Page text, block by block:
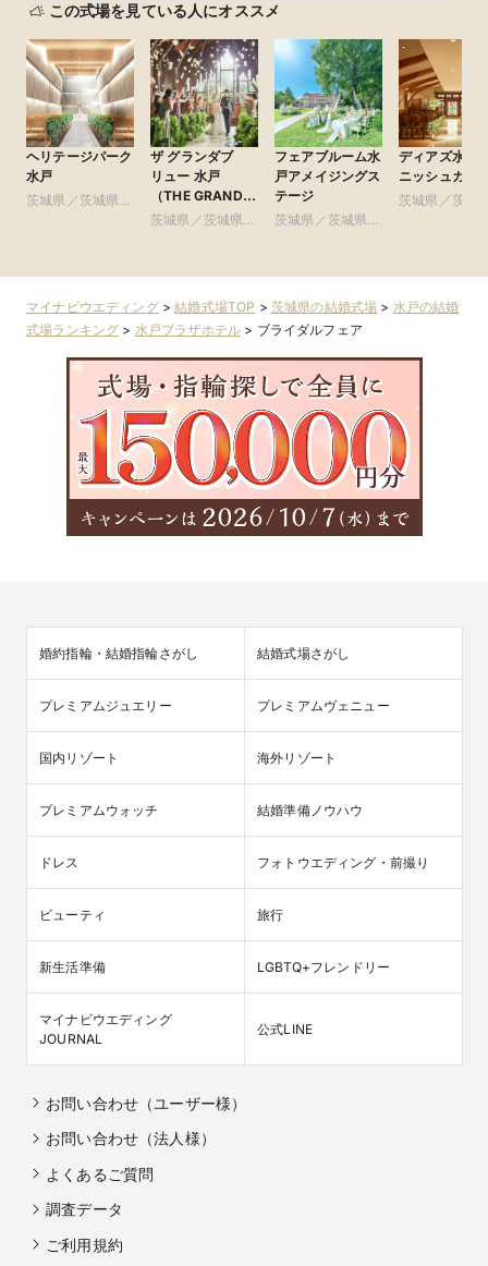
この式場を見ている人にオススメ
ヘリテージパーク
水戸
茨城県／茨城県全
ザ グランダブ
リュー 水戸
（THE GRANDW
MITO）
茨城県／茨城県全
フェアブルーム水
戸アメイジングス
テージ
茨城県／茨城県全
ディアズ水戸
ニッシュガー
茨城県／茨城
マイナビウエディング>結婚式場TOP > 茨城県の結婚式場 > 水戸の結婚
式場ランキング > 水戸プラザホテル > ブライダルフェア
婚約指輪・結婚指輪さがし 結婚式場さがし
プレミアムジュエリー プレミアムヴェニュー
国内リゾート 海外リゾート
プレミアムウォッチ 結婚準備ノウハウ
ドレス フォトウエディング・前撮り
ビューティ 旅行
新生活準備 LGBTQ+フレンドリー
マイナビウエディング
JOURNAL
公式LINE
お問い合わせ（ユーザー様）
お問い合わせ（法人様）
よくあるご質問
調査データ
ご利用規約